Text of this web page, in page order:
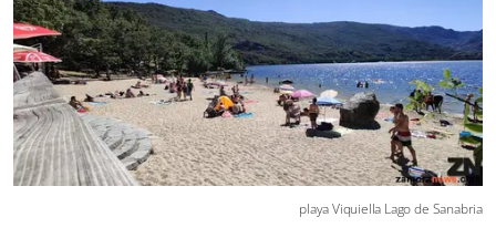
playa Viquiella Lago de Sanabria